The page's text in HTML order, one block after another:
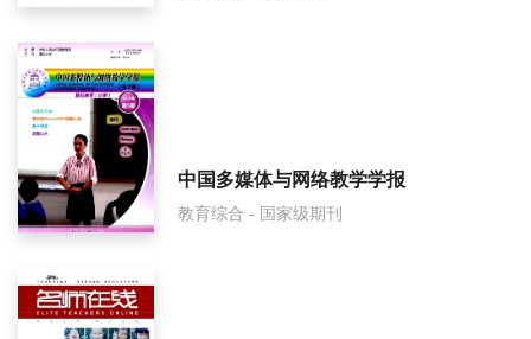
启迪与智慧(教育)审稿要多久？
启迪与智慧(教育)是国家级期刊吗？
中国多媒体与网络教学学报
教育综合 - 国家级期刊